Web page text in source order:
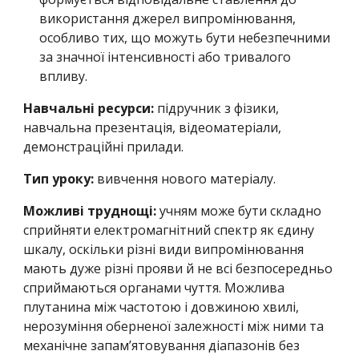
використання джерел випромінювання,
особливо тих, що можуть бути небезпечними
за значної інтенсивності або тривалого
впливу.
Навчальні ресурси: підручник з фізики,
навчальна презентація, відеоматеріали,
демонстраційні прилади.
Тип уроку: вивчення нового матеріалу.
Можливі труднощі:учням може бути складно
сприйняти електромагнітний спектр як єдину
шкалу, оскільки різні види випромінювання
мають дуже різні прояви й не всі безпосередньо
сприймаються органами чуття. Можлива
плутанина між частотою і довжиною хвилі,
нерозуміння оберненої залежності між ними та
механічне запам’ятовування діапазонів без